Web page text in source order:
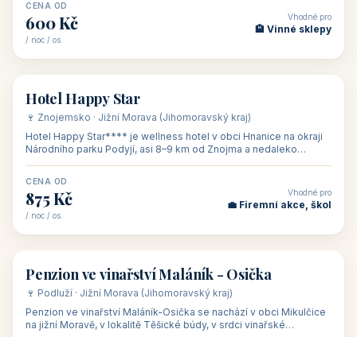
CENA OD
600 Kč
/ noc / os.
Vhodné pro
🏨 Vinné sklepy
🏨 hotel
Hotel Happy Star
🍷 Znojemsko · Jižní Morava (Jihomoravský kraj)
Hotel Happy Star**** je wellness hotel v obci Hnanice na okraji
Národního parku Podyjí, asi 8–9 km od Znojma a nedaleko
CENA OD
875 Kč
/ noc / os.
Vhodné pro
💼 Firemní akce, škol
🏡 penzion
Penzion ve vinařství Maláník - Osička
🍷 Podluží · Jižní Morava (Jihomoravský kraj)
Penzion ve vinařství Maláník-Osička se nachází v obci Mikulčice
na jižní Moravě, v lokalitě Těšické búdy, v srdci vinařské